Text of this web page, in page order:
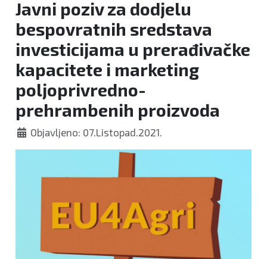
Javni poziv za dodjelu
bespovratnih sredstava
investicijama u prerađivačke
kapacitete i marketing
poljoprivredno-
prehrambenih proizvoda
Objavljeno: 07.Listopad.2021.